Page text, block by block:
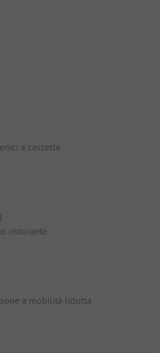
a cassetta
ristorante
a mobilità ridotta